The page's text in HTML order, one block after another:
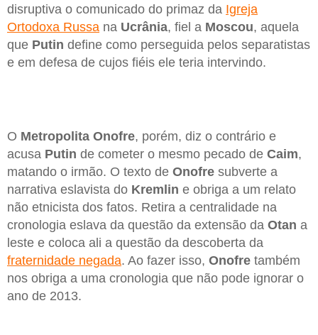
disruptiva o comunicado do primaz da Igreja
Ortodoxa Russa na Ucrânia, fiel a Moscou, aquela
que Putin define como perseguida pelos separatistas
e em defesa de cujos fiéis ele teria intervindo.
O Metropolita Onofre, porém, diz o contrário e
acusa Putin de cometer o mesmo pecado de Caim,
matando o irmão. O texto de Onofre subverte a
narrativa eslavista do Kremlin e obriga a um relato
não etnicista dos fatos. Retira a centralidade na
cronologia eslava da questão da extensão da Otan a
leste e coloca ali a questão da descoberta da
fraternidade negada. Ao fazer isso, Onofre também
nos obriga a uma cronologia que não pode ignorar o
ano de 2013.